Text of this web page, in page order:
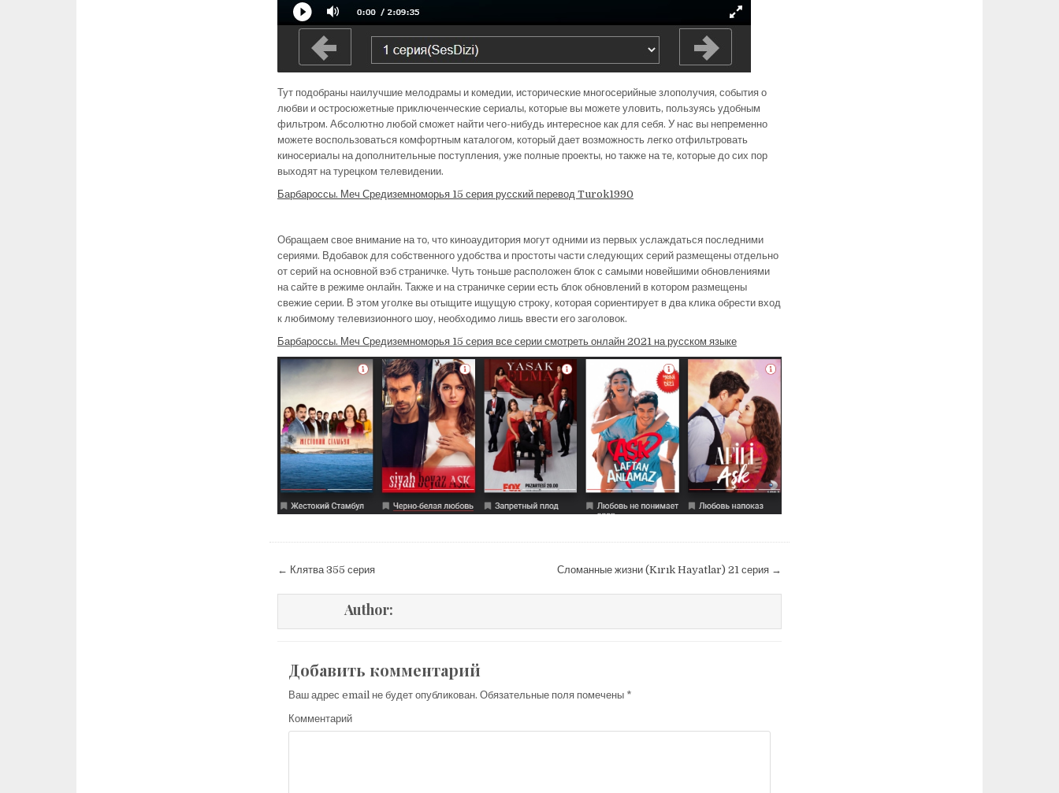
Тут подобраны наилучшие мелодрамы и комедии, исторические многосерийные злополучия, события о
любви и остросюжетные приключенческие сериалы, которые вы можете уловить, пользуясь удобным
фильтром. Абсолютно любой сможет найти чего-нибудь интересное как для себя. У нас вы непременно
можете воспользоваться комфортным каталогом, который дает возможность легко отфильтровать
киносериалы на дополнительные поступления, уже полные проекты, но также на те, которые до сих пор
выходят на турецком телевидении.
Барбароссы. Меч Средиземноморья 15 серия русский перевод Turok1990
Обращаем свое внимание на то, что киноаудитория могут одними из первых услаждаться последними
сериями. Вдобавок для собственного удобства и простоты части следующих серий размещены отдельно
от серий на основной вэб страничке. Чуть тоньше расположен блок с самыми новейшими обновлениями
на сайте в режиме онлайн. Также и на страничке серии есть блок обновлений в котором размещены
свежие серии. В этом уголке вы отыщите ищущую строку, которая сориентирует в два клика обрести вход
к любимому телевизионного шоу, необходимо лишь ввести его заголовок.
Барбароссы. Меч Средиземноморья 15 серия все серии смотреть онлайн 2021 на русском языке
Навигация
по
записям
← Клятва 355 серия Сломанные жизни (Kırık Hayatlar) 21 серия →
Author:
Добавить комментарий
Ваш адрес email не будет опубликован. Обязательные поля помечены *
Комментарий